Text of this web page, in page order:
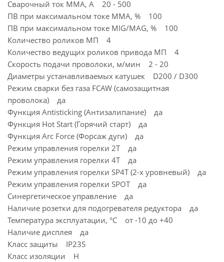
Сварочный ток MMA, А 20 - 500
ПВ при максимальном токе ММА, % 100
ПВ при максимальном токе МIG/MAG, % 100
Количество роликов МП 4
Количество ведущих роликов привода МП 4
Скорость подачи проволоки, м/мин 2 - 20
Диаметры устанавливаемых катушек D200 / D300
Режим сварки без газа FCAW (самозащитная
проволока) да
Функция Antisticking (Антизалипание) да
Функция Hot Start (Горячий старт) да
Функция Arc Force (Форсаж дуги) да
Режим управления горелки 2Т да
Режим управления горелки 4T да
Режим управления горелки SP4T (2-х уровневый) да
Режим управления горелки SPOT да
Синергетическое управление да
Наличие розетки для подогревателя редуктора да
Температура эксплуатации, °C от -10 до +40
Наличие дисплея да
Класс защиты IP23S
Класс изоляции H